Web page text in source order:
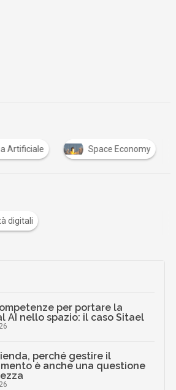
Artificiale Space Economy
digitali
per portare la
AI nello spazio: il caso Sitael
perché gestire il
è anche una questione